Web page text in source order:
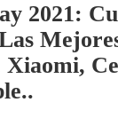
2021:
Xiaomi,